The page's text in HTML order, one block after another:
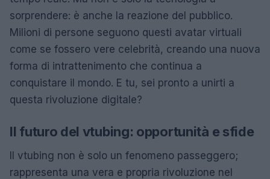
sorprendere: è anche la reazione del pubblico.
Milioni di persone seguono questi avatar virtuali
come se fossero vere celebrità, creando una nuova
forma di intrattenimento che continua a
conquistare il mondo. E tu, sei pronto a unirti a
questa rivoluzione digitale?
Il futuro del vtubing: opportunità e sfide
Il vtubing non è solo un fenomeno passeggero;
rappresenta una vera e propria rivoluzione nel